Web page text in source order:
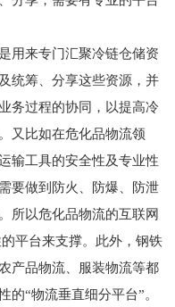
用来专门汇聚冷链仓储资
统筹、分享这些资源，并
务过程的协同，以提高冷
又比如在危化品物流领
输工具的安全性及专业性
要做到防火、防爆、防泄
所以危化品物流的互联网
平台来支撑。此外，钢铁
产品物流、服装物流等都
的“物流垂直细分平台”。